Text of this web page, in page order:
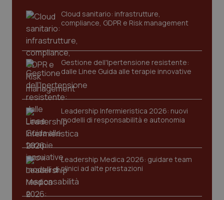
Cloud sanitario: infrastrutture,
compliance, GDPR e Risk management
Gestione dell'Ipertensione resistente:
dalle Linee Guida alle terapie innovative
Leadership Infermieristica 2026: nuovi
modelli di responsabilità e autonomia
Leadership Medica 2026: guidare team
clinici ad alte prestazioni
CookieScriptConsent